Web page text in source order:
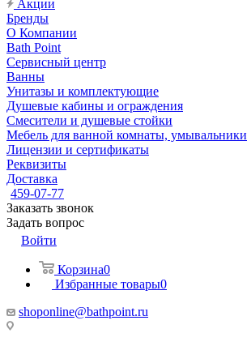
Акции
Бренды
О Компании
Bath Point
Сервисный центр
Ванны
Унитазы и комплектующие
Душевые кабины и ограждения
Смесители и душевые стойки
Мебель для ванной комнаты, умывальники
Лицензии и сертификаты
Реквизиты
Доставка
459-07-77
Заказать звонок
Задать вопрос
Войти
Корзина0
Избранные товары0
shoponline@bathpoint.ru